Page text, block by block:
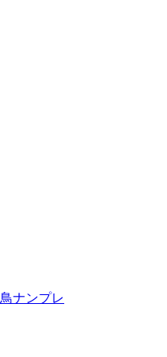
鳥ナンプレ